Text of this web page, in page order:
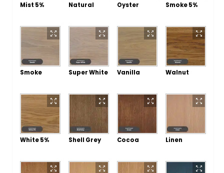
Mist 5% Natural Oyster Smoke 5%
Smoke Super White Vanilla Walnut
White 5% Shell Grey Cocoa Linen